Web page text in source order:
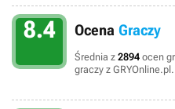
8.4 Ocena Graczy
Średnia z 2894 ocen
graczy z GRYOnline.pl.